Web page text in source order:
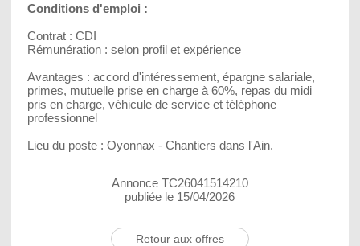
Conditions d'emploi :
Contrat : CDI
Rémunération : selon profil et expérience
Avantages : accord d'intéressement, épargne salariale,
primes, mutuelle prise en charge à 60%, repas du midi
pris en charge, véhicule de service et téléphone
professionnel
Lieu du poste : Oyonnax - Chantiers dans l'Ain.
Annonce TC26041514210
publiée le 15/04/2026
Retour aux offres